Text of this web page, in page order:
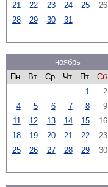
21
22 23 24 25 26
28
29 30 31
ноябрь
Пн
Вт Ср Чт Пт Сб
1
2
4
5 6 7 8 9
11
12 13 14 15 16
18
19 20 21 22 23
25
26 27 28 29 30